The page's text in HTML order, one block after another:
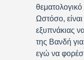
Ωστόσο,
εξυπνάκιας
της Βανδή
εγώ να